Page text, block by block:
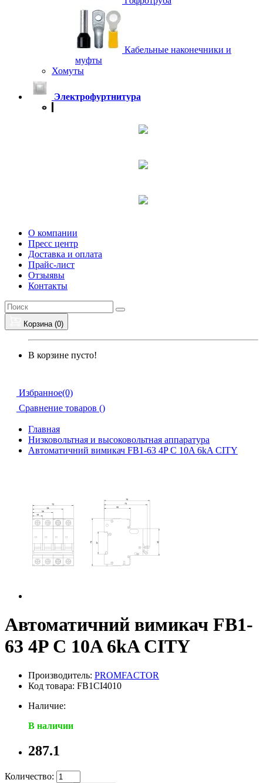
Кабельные наконечники и
муфты
Хомуты
Электрофуртнитура
О компании
Пресс центр
Доставка и оплата
Прайс-лист
Отзыявы
Контакты
Корзина (0)
В корзине пусто!
Избранное(0)
Сравнение товаров ()
Главная
Низковольтная и высоковольтная аппаратура
Автоматичний вимикач FB1-63 4P C 10A 6kA CITY
Автоматичний вимикач FB1-
63 4P C 10A 6kA CITY
Производитель: PROMFACTOR
Код товара: FB1CI4010
Наличие:
В наличии
287.1
Количество: